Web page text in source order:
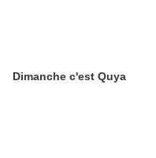
Dimanche c'est Quya